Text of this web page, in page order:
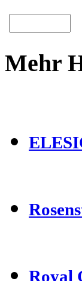
Mehr
Royal